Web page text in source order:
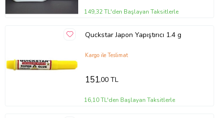
149,32 TL'den Başlayan Taksitlerle
Quckstar Japon Yapıştırıcı 1.4 g
Kargo ile Teslimat
151,00 TL
16,10 TL'den Başlayan Taksitlerle